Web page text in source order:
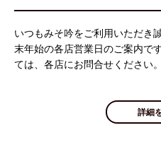
いつもみそ吟をご利用いただき
末年始の各店営業日のご案内で
ては、各店にお問合せください。
詳細